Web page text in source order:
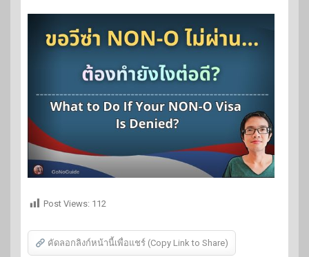
Post Views: 112
คัดลอกลิงก์หน้านี้เพื่อแชร์ (Copy Link to Share)